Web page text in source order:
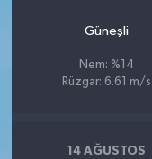
Güneşli
Nem: %14
Rüzgar: 6.61 m/s
14 AĞUSTOS